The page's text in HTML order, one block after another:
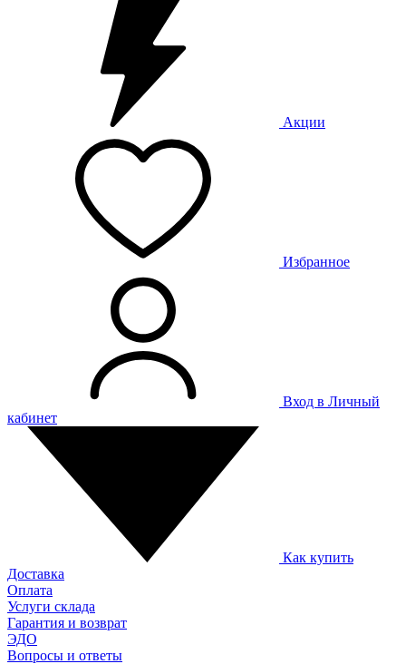
Акции
Избранное
Вход в Личный
кабинет
Как купить
Доставка
Оплата
Услуги склада
Гарантия и возврат
ЭДО
Вопросы и ответы